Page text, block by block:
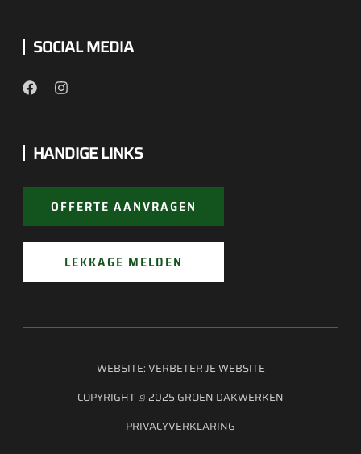
SOCIAL MEDIA
HANDIGE LINKS
OFFERTE AANVRAGEN
LEKKAGE MELDEN
COPYRIGHT © 2025 GROEN DAKWERKEN
PRIVACYVERKLARING
WEBSITE:VERBETER JE WEBSITE